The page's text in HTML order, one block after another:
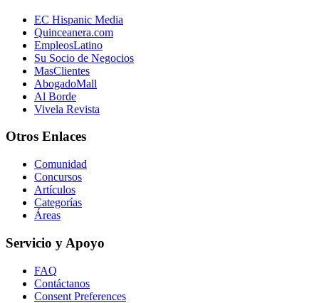
EC Hispanic Media
Quinceanera.com
EmpleosLatino
Su Socio de Negocios
MasClientes
AbogadoMall
Al Borde
Vivela Revista
Otros Enlaces
Comunidad
Concursos
Artículos
Categorías
Áreas
Servicio y Apoyo
FAQ
Contáctanos
Consent Preferences